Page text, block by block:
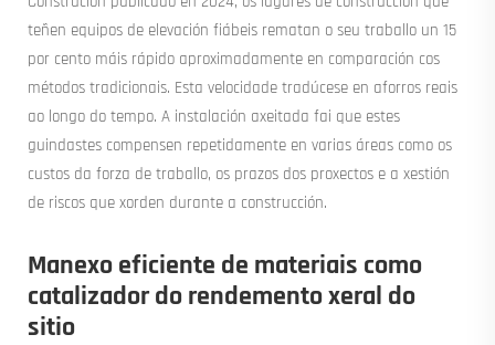
teñen equipos de elevación fiábeis rematan o seu traballo un 15
por cento máis rápido aproximadamente en comparación cos
métodos tradicionais. Esta velocidade tradúcese en aforros reais
ao longo do tempo. A instalación axeitada fai que estes
guindastes compensen repetidamente en varias áreas como os
custos da forza de traballo, os prazos dos proxectos e a xestión
de riscos que xorden durante a construcción.
Manexo eficiente de materiais como
catalizador do rendemento xeral do
sitio